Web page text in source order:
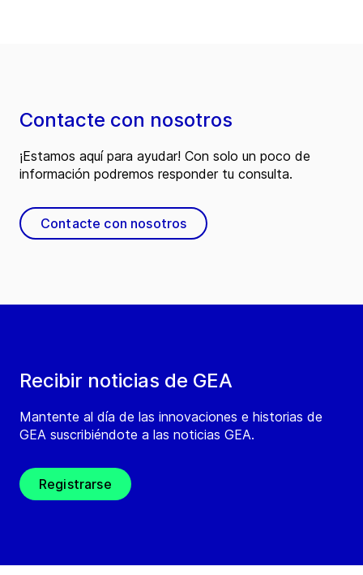
Recibir noticias de GEA
Mantente al día de las innovaciones e historias de
GEA suscribiéndote a las noticias GEA.
Registrarse
Contacte con nosotros
¡Estamos aquí para ayudar! Con solo un poco de
información podremos responder tu consulta.
Contacte con nosotros